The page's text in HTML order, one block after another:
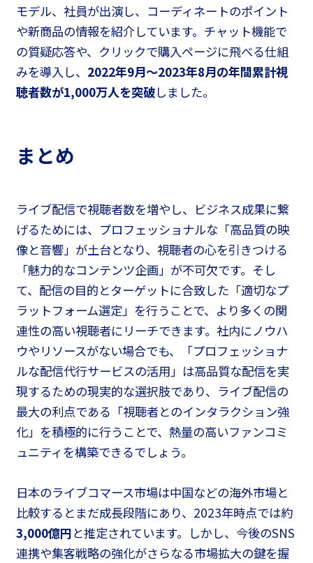
モデル、社員が出演し、コーディネートのポイント
や新商品の情報を紹介しています。チャット機能で
の質疑応答や、クリックで購入ページに飛べる仕組
みを導入し、 2022年9月〜2023年8月の年間累計視
聴者数が1,000万人を突破しました。
まとめ
ライブ配信で視聴者数を増やし、ビジネス成果に繋
げるためには、プロフェッショナルな「高品質の映
像と音響」が土台となり、視聴者の心を引きつける
「魅力的なコンテンツ企画」が不可欠です。そし
て、配信の目的とターゲットに合致した「適切なプ
ラットフォーム選定」を行うことで、より多くの関
連性の高い視聴者にリーチできます。社内にノウハ
ウやリソースがない場合でも、「プロフェッショナ
ルな配信代行サービスの活用」は高品質な配信を実
現するための現実的な選択肢であり、ライブ配信の
最大の利点である「視聴者とのインタラクション強
化」を積極的に行うことで、熱量の高いファンコミ
ュニティを構築できるでしょう。
日本のライブコマース市場は中国などの海外市場と
比較するとまだ成長段階にあり、2023年時点では約
3,000億円と推定されています。しかし、今後のSNS
連携や集客戦略の強化がさらなる市場拡大の鍵を握